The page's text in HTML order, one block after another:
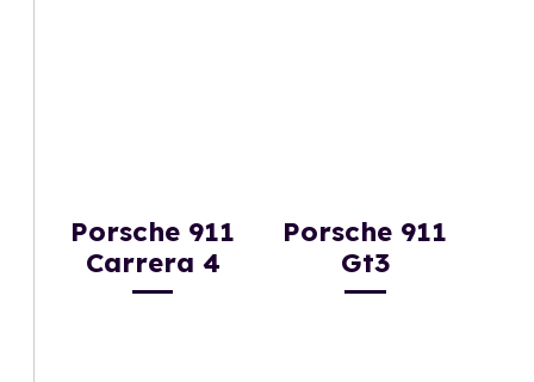
Porsche 911
Carrera 4
Porsche 911
Gt3